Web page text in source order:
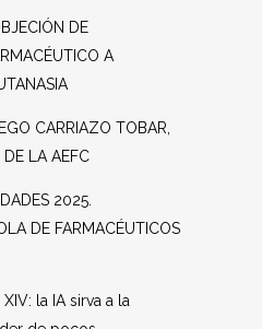
DE
A
CARRIAZO TOBAR,
DE LA AEFC
2025.
DE FARMACÉUTICOS
la IA sirva a la